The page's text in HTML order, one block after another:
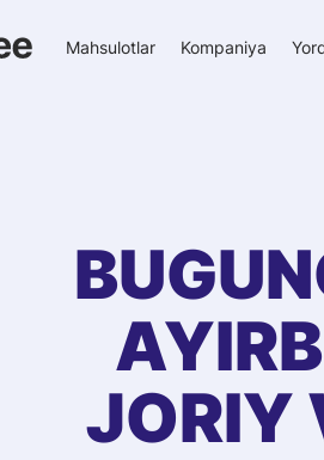
Mahsulotlar Kompaniya
JORIY